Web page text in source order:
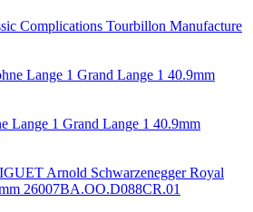
Complications Tourbillon Manufacture
Lange 1 Grand Lange 1 40.9mm